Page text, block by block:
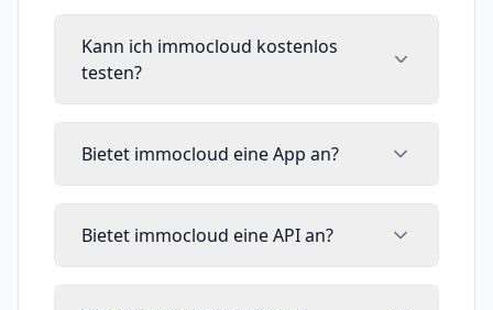
Kann ich immocloud kostenlos
testen?
Bietet immocloud eine App an?
Bietet immocloud eine API an?